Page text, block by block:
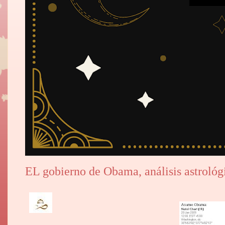
EL gobierno de Obama, análisis